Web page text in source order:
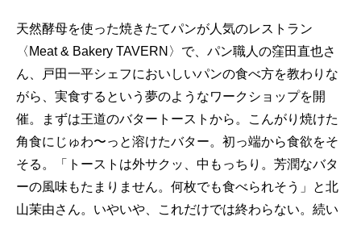
天然酵母を使った焼きたてパンが人気のレストラン
〈Meat & Bakery TAVERN〉で、パン職人の窪田直也さ
ん、戸田一平シェフにおいしいパンの食べ方を教わりな
がら、実食するという夢のようなワークショップを開
催。まずは王道のバタートーストから。こんがり焼けた
角食にじゅわ〜っと溶けたバター。初っ端から食欲をそ
そる。「トーストは外サクッ、中もっちり。芳潤なバタ
ーの風味もたまりません。何枚でも食べられそう」と北
山茉由さん。いやいや、これだけでは終わらない。続い